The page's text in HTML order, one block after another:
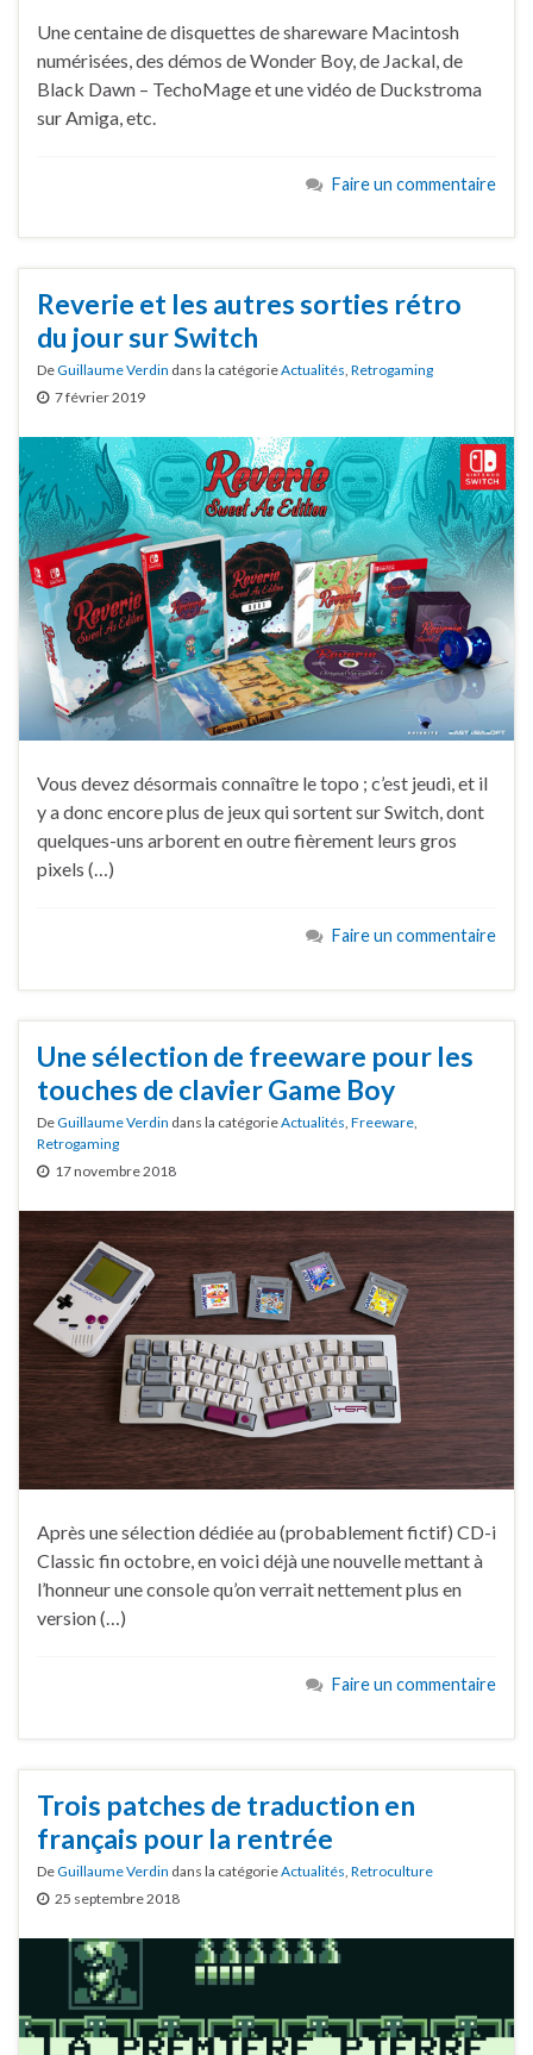
Une centaine de disquettes de shareware Macintosh
numérisées, des démos de Wonder Boy, de Jackal, de
Black Dawn – TechoMage et une vidéo de Duckstroma
sur Amiga, etc.
Faire un commentaire
Reverie et les autres sorties rétro
du jour sur Switch
DeGuillaume Verdin dans la catégorieActualités, Retrogaming
7 février 2019
Vous devez désormais connaître le topo ; c’est jeudi, et il
y a donc encore plus de jeux qui sortent sur Switch, dont
quelques-uns arborent en outre fièrement leurs gros
pixels (…)
Faire un commentaire
Une sélection de freeware pour les
touches de clavier Game Boy
DeGuillaume Verdin dans la catégorieActualités Freeware
Retrogaming
17 novembre 2018
Après une sélection dédiée au (probablement fictif) CD-i
Classic fin octobre, en voici déjà une nouvelle mettant à
l’honneur une console qu’on verrait nettement plus en
version (…)
Faire un commentaire
Trois patches de traduction en
français pour la rentrée
DeGuillaume Verdin dans la catégorieActualités Retroculture
25 septembre 2018